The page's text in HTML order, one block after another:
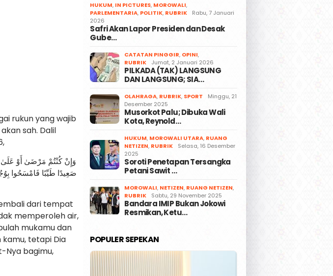
rukun yang wajib
sah. Dalil
صَعِيدًا طَيِّبًا فَامْسَحُوا
dari tempat
memperoleh air,
mukamu dan
tetapi Dia
Nya bagimu,
HUKUM, IN PICTURES, MOROWALI,
PARLEMENTARIA, POLITIK, RUBRIK
Rabu, 7 Januari
2026
Safri Akan Lapor Presiden dan Desak
Gube…
CATATAN PINGGIR, OPINI,
RUBRIK
Jumat, 2 Januari 2026
PILKADA (TAK) LANGSUNG
DAN LANGSUNG; SIA…
OLAHRAGA, RUBRIK, SPORT
Minggu, 21
Desember 2025
Musorkot Palu; Dibuka Wali
Kota, Reynold…
HUKUM, MOROWALI UTARA, RUANG
NETIZEN, RUBRIK
Selasa, 16 Desember
2025
Soroti Penetapan Tersangka
Petani Sawit …
MOROWALI, NETIZEN, RUANG NETIZEN,
RUBRIK
Sabtu, 29 November 2025
Bandara IMIP Bukan Jokowi
Resmikan, Ketu…
POPULER SEPEKAN